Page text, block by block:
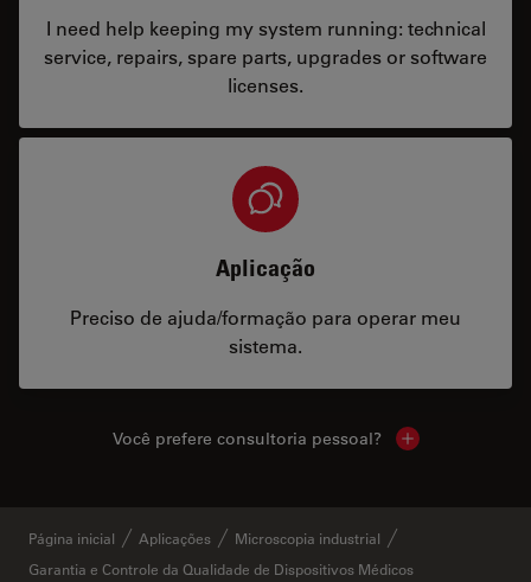
I need help keeping my system running: technical
service, repairs, spare parts, upgrades or software
licenses.
Aplicação
Preciso de ajuda/formação para operar meu
sistema.
Você prefere consultoria pessoal? Show local
Página inicial Aplicações
Microscopia industrial
Garantia e Controle da Qualidade de Dispositivos Médicos